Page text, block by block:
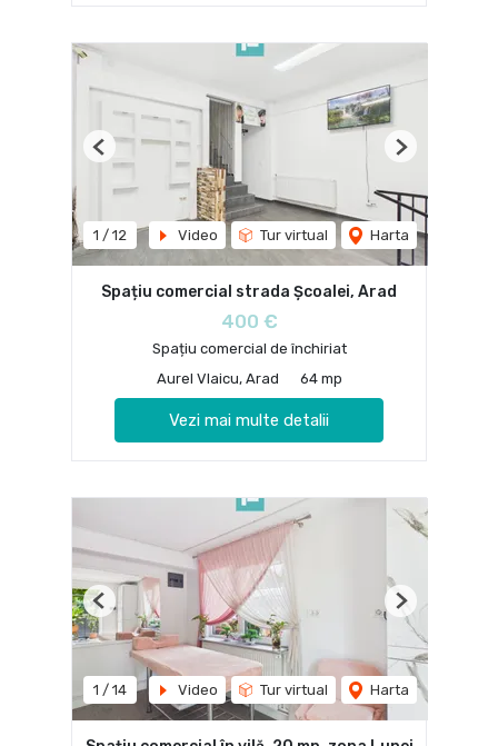
1 / 12 Video Tur virtual Harta
Previous Next
Spațiu comercial strada Școalei, Arad
400 €
Spațiu comercial de închiriat
Aurel Vlaicu, Arad
64 mp
Vezi mai multe detalii
1 / 14 Video Tur virtual Harta
Previous Next